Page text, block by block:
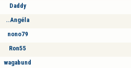
Daddy
..Angéla
nono79
Ron55
wagabund